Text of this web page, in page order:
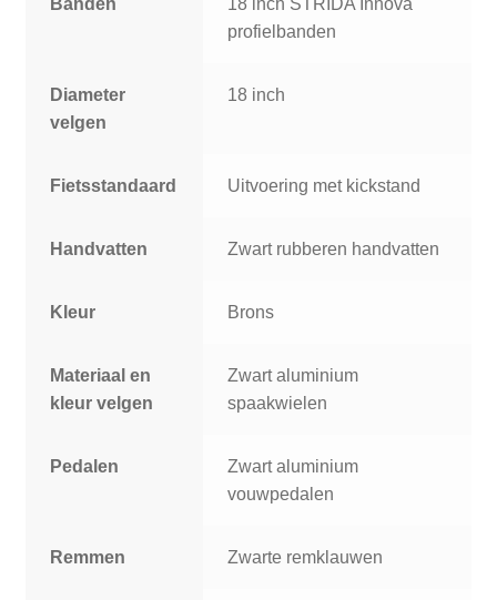
Banden
18 inch STRIDA Innova
profielbanden
Diameter
velgen
18 inch
Fietsstandaard Uitvoering met kickstand
Handvatten Zwart rubberen handvatten
Kleur Brons
Materiaal en
kleur velgen
Zwart aluminium
spaakwielen
Pedalen
Zwart aluminium
vouwpedalen
Remmen Zwarte remklauwen